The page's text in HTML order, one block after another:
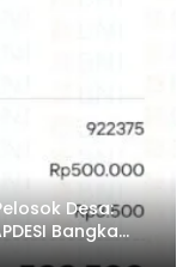
Desa:
Bangka